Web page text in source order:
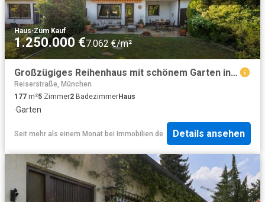
Haus·Zum Kauf
1.250.000 €7.062 €/m²
Großzügiges Reihenhaus mit schönem Garten in ruhiger Umgebung
Reiserstraße, München
177 m²5 Zimmer2 BadezimmerHaus
·Garten
Seit mehr als einem Monat bei Immobilien.de Details ansehen